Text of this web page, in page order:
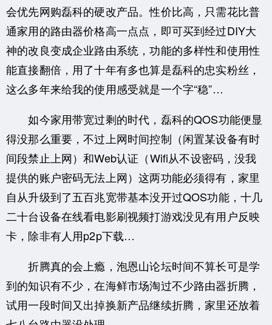
会优先网购磊科的硬改产品。性价比高，只需花比普
通家用的路由器价格高一点点，即可买到经过DIY大
神的改良变成企业路由系统，功能的多样性和使用性
能直接翻倍，用了十年有多也算是磊科的忠实粉丝，
这么多年来给我的使用感受就是一个字“稳”…
如今家用带宽过剩的时代，磊科的QOS功能便显
得没那么重要，不过上网时间控制（闲置某设备有时
间段禁止上网）和Web认证（Wifi从不设密码，没我
提供的账户密码无法上网）这两功能必须得有，家里
自从升级到了五百兆宽带基本没开过QOS功能，十几
二十台设备在线看电影刷视频打游戏没见有用户反映
卡，除非有人用p2p下载…
折腾真的会上瘾，泡恩山论坛时间不算长可是学
到的知识有不少，在海鲜市场淘过不少路由器折腾，
试用一段时间又出掉换新产品继续折腾，家里还放着